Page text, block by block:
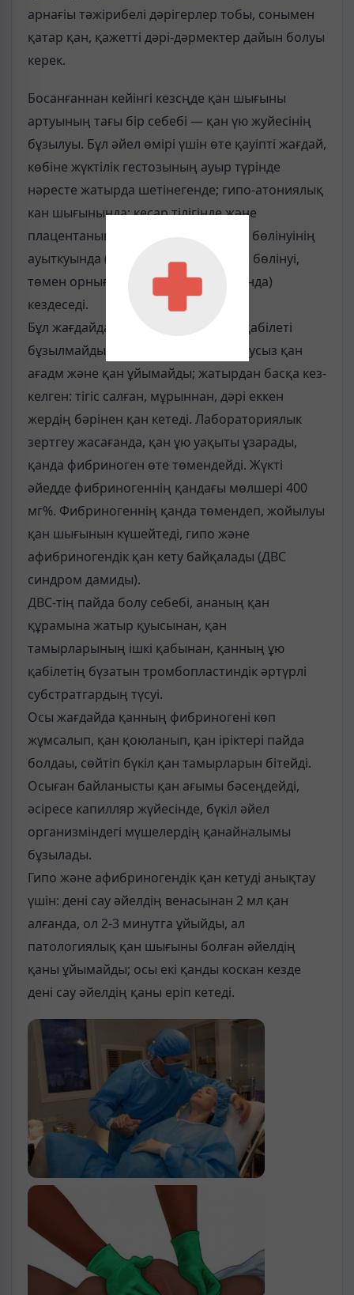
арнағіы тәжірибелі дәрігерлер тобы, сонымен
қатар қан, қажетті дәрі-дәрмектер дайын болуы
керек.
Босанғаннан кейінгі кезсңде қан шығыны
артуының тағы бір себебі — қан үю жуйесінің
бұзылуы. Бұл әйел өмірі үшін өте қауіпті жағдай,
көбіне жүктілік гестозының ауыр түрінде
нәресте жатырда шетінегенде; гипо-атониялық
кан шығынында; кесар тілігінде және
плацентанын жатыр қабырғасынан бөлінуінің
ауыткуында (плацентанын мезгілсіз бөлінуі,
төмен орнығуы, берік жапсырылуында)
кездеседі.
Бұл жағдайда жатырдың жиырылу қабілеті
бұзылмайды, бірақ жатырдан тоқтаусыз қан
ағадм және қан ұйымайды; жатырдан басқа кез-
келген: тігіс салған, мұрыннан, дәрі еккен
жердің бәрінен қан кетеді. Лабораториялык
зертгеу жасағанда, қан ұю уақыты ұзарады,
қанда фибриноген өте төмендейді. Жүкті
әйедде фибриногеннің қандағы мөлшері 400
мг%. Фибриногеннің қанда төмендеп, жойылуы
қан шығынын күшейтеді, гипо және
афибриногендік қан кету байқалады (ДВС
синдром дамиды).
ДВС-тің пайда болу себебі, ананың қан
құрамына жатыр қуысынан, қан
тамырларының ішкі қабынан, қанның ұю
қабілетің бүзатын тромбопластиндік әртүрлі
субстратгардың түсуі.
Осы жағдайда қанның фибриногені көп
жұмсалып, қан қоюланып, қан іріктері пайда
болдаы, сөйтіп бүкіл қан тамырларын бітейді.
Осыған байланысты қан ағымы бәсеңдейді,
әсіресе капилляр жүйесінде, бүкіл әйел
организміндегі мүшелердің қанайналымы
бұзылады.
Гипо және афибриногендік қан кетуді анықтау
үшін: дені сау әйелдің венасынан 2 мл қан
алғанда, ол 2-3 минутга ұйыйды, ал
патологиялық қан шығыны болған әйелдің
қаны ұйымайды; осы екі қанды коскан кезде
дені сау әйелдің қаны еріп кетеді.